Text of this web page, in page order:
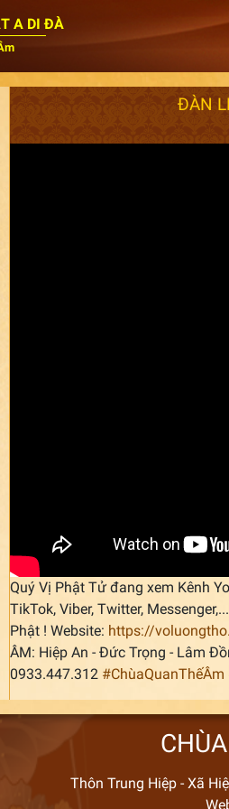
A DI ĐÀ
ĐÀN
Quý Vị Phật Tử đang xem Kênh
TikTok, Viber, Twitter,
Phật ! Website: https://
ÂM: Hiệp An - Đức Trọng - Lâm
0933.447.312 #ChùaQuanThếÂm
Thôn Trung Hiệp - Xã